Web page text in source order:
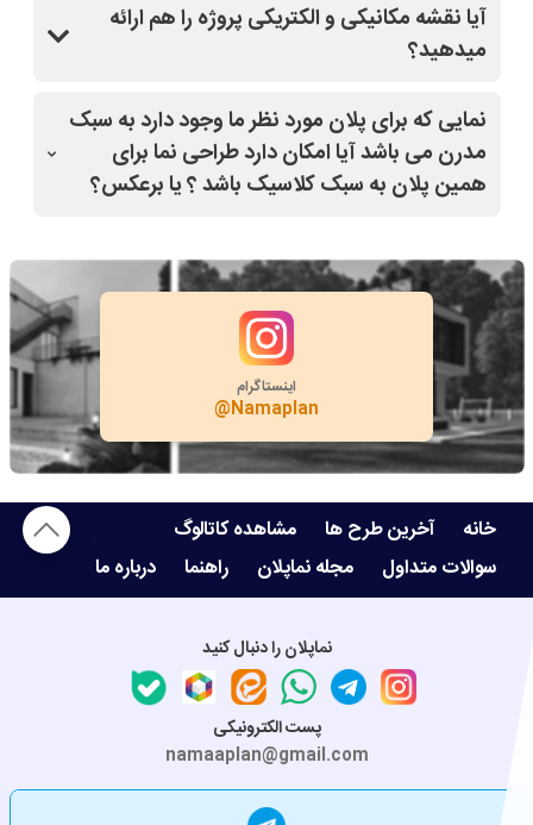
آیا نقشه مکانیکی و الکتریکی پروژه را هم ارائه
میدهید؟
نمایی که برای پلان مورد نظر ما وجود دارد به سبک
مدرن می باشد آیا امکان دارد طراحی نما برای
همین پلان به سبک کلاسیک باشد ؟ یا برعکس؟
اینستاگرام
@Namaplan
خانه آخرین طرح ها
مشاهده کاتالوگ
سوالات متداول
مجله نماپلان راهنما درباره ما
نماپلان را دنبال کنید
پست الکترونیکی
namaaplan@gmail.com